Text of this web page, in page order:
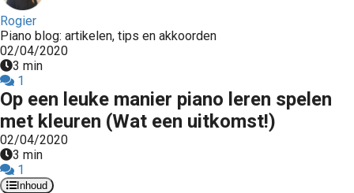
Rogier
Piano blog: artikelen, tips en akkoorden
02/04/2020
3 min
1
Op een leuke manier piano leren spelen
met kleuren (Wat een uitkomst!)
02/04/2020
3 min
1
Inhoud